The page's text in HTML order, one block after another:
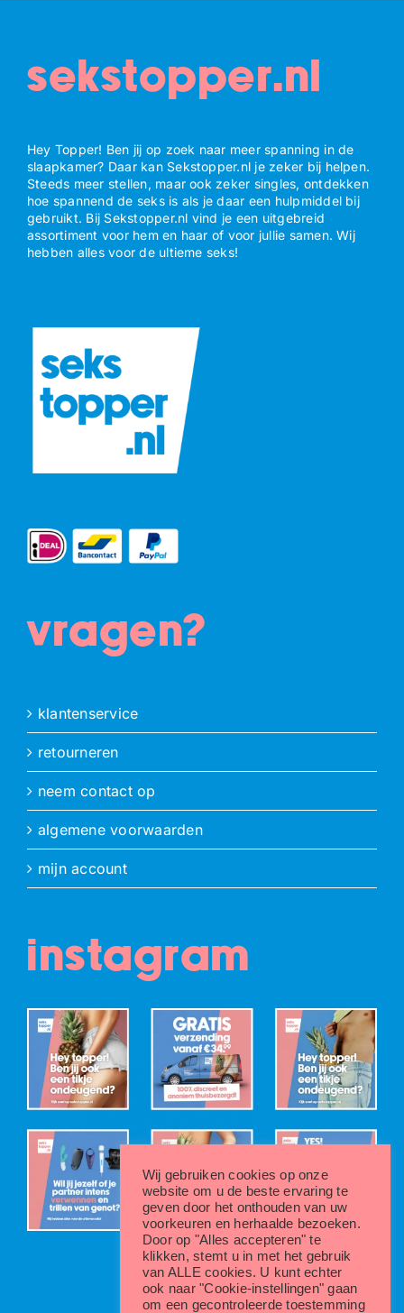
sekstopper.nl
Hey Topper! Ben jij op zoek naar meer spanning in de
slaapkamer? Daar kan Sekstopper.nl je zeker bij helpen.
Steeds meer stellen, maar ook zeker singles, ontdekken
hoe spannend de seks is als je daar een hulpmiddel bij
gebruikt. Bij Sekstopper.nl vind je een uitgebreid
assortiment voor hem en haar of voor jullie samen. Wij
hebben alles voor de ultieme seks!
vragen?
klantenservice
retourneren
neem contact op
algemene voorwaarden
mijn account
instagram
Wij gebruiken cookies op onze
website om u de beste ervaring te
geven door het onthouden van uw
voorkeuren en herhaalde bezoeken.
Door op "Alles accepteren" te
klikken, stemt u in met het gebruik
van ALLE cookies. U kunt echter
ook naar "Cookie-instellingen" gaan
om een gecontroleerde toestemming